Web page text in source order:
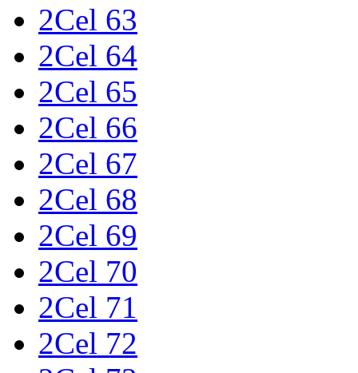
2Cel 63
2Cel 64
2Cel 65
2Cel 66
2Cel 67
2Cel 68
2Cel 69
2Cel 70
2Cel 71
2Cel 72